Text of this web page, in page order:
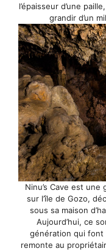
l’épaisseur d’une
grandir d’un
Ninu’s Cave est
sur l’île de Gozo,
sous sa maison
Aujourd’hui, ce
génération qui font
remonte au